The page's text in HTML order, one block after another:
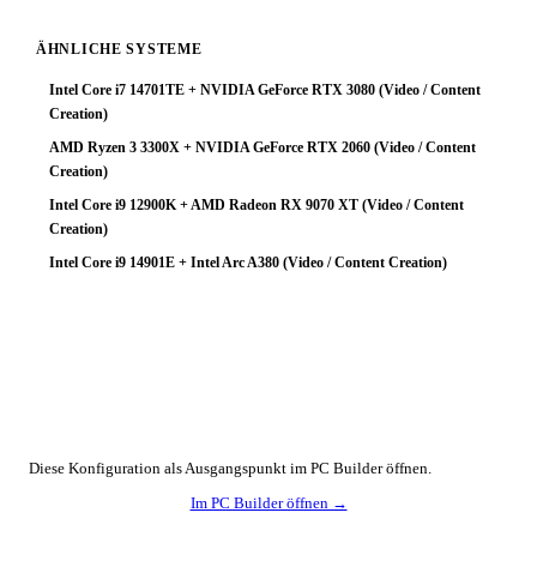
ÄHNLICHE SYSTEME
Intel Core i7 14701TE + NVIDIA GeForce RTX 3080 (Video / Content
Creation)
AMD Ryzen 3 3300X + NVIDIA GeForce RTX 2060 (Video / Content
Creation)
Intel Core i9 12900K + AMD Radeon RX 9070 XT (Video / Content
Creation)
Intel Core i9 14901E + Intel Arc A380 (Video / Content Creation)
Diese Konfiguration als Ausgangspunkt im PC Builder öffnen.
Im PC Builder öffnen →